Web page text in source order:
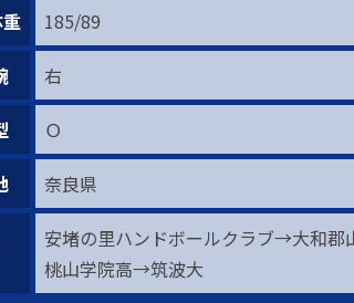
185/89
右
Ｏ
奈良県
安堵の里ハンドボールクラブ→大和
桃山学院高→筑波大